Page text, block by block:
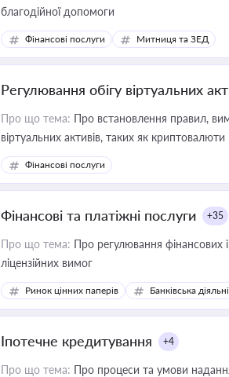
благодійної допомоги
Фінансові послуги Митниця та ЗЕД
Регулювання обігу віртуальних
Про що тема: Про встановлення правил,
віртуальних активів, таких як криптовалюти
Фінансові послуги
Фінансові та платіжні послуги +35
Про що тема: Про регулювання фінансових і платіжних послуг, управління
ліцензійних вимог
Ринок цінних паперів Банківська
Іпотечне кредитування +4
Про що тема: Про процеси та умови